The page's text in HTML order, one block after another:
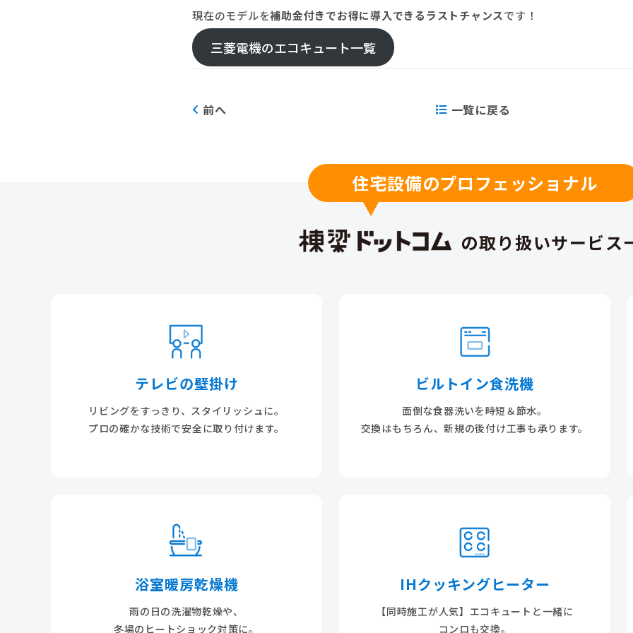
現在のモデルを補助金付きでお得に導入できるラストチャンスです！
三菱電機のエコキュート一覧
前へ 一覧に戻る
住宅設備のプロフェッショナル
の取り扱いサービス
テレビの壁掛け
リビングをすっきり、スタイリッシュに。
プロの確かな技術で安全に取り付けます。
ビルトイン食洗機
面倒な食器洗いを時短＆節水。
交換はもちろん、新規の後付け工事も承ります。
浴室暖房乾燥機
雨の日の洗濯物乾燥や、
冬場のヒートショック対策に。
IHクッキングヒーター
【同時施工が人気】エコキュートと一緒に
コンロも交換。